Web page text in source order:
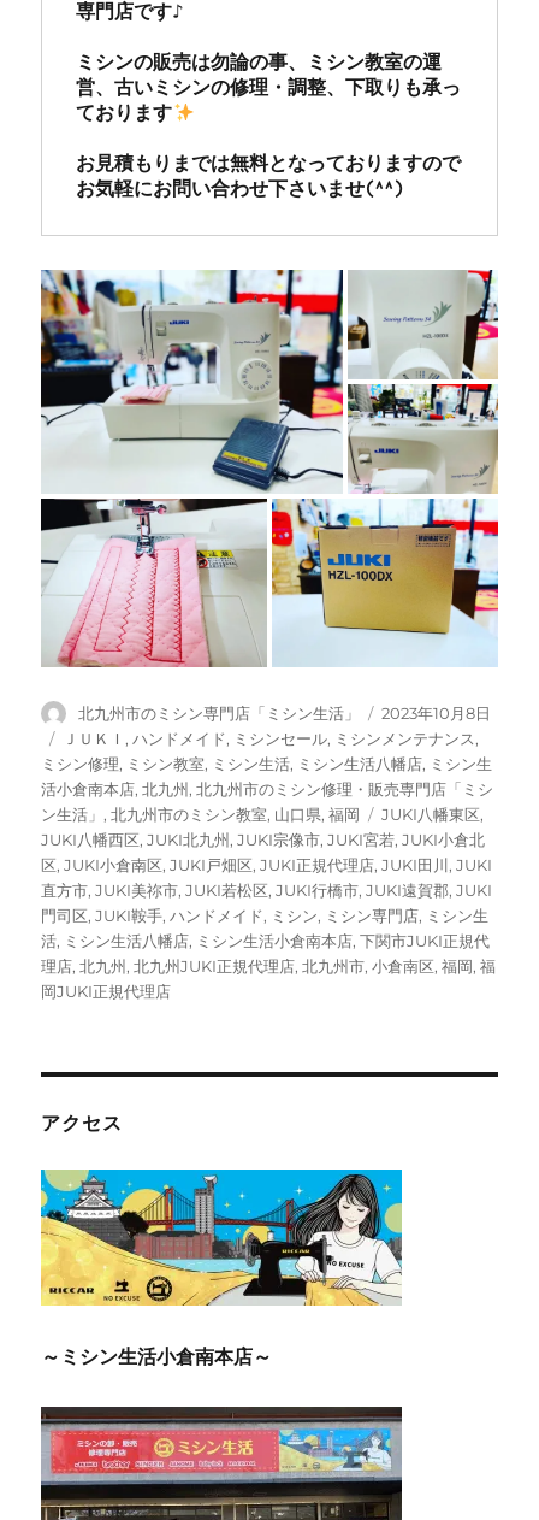
専門店です♪
ミシンの販売は勿論の事、ミシン教室の運
営、古いミシンの修理・調整、下取りも承っ
ております
お見積もりまでは無料となっておりますので
お気軽にお問い合わせ下さいませ(^^)
投
稿
者
北九州市のミシン専門店「ミシン生活」
投
稿
日:
2023年10月8日
カ
テ
ゴ
リ
ー
ＪＵＫＩ ,ハンドメイド, ミシンセール, ミシンメンテナンス,
ミシン修理, ミシン教室, ミシン生活, ミシン生活八幡店, ミシン生
活小倉南本店,北九州 ,北九州市のミシン修理・販売専門店「ミシ
ン生活」 ,北九州市のミシン教室, 山口県,福岡
タ
グ
JUKI八幡東区,
JUKI八幡西区,JUKI北九州 ,JUKI宗像市,JUKI宮若,JUKI小倉北
区,JUKI小倉南区,JUKI戸畑区,JUKI正規代理店,JUKI田川,JUKI
直方市,JUKI美祢市,JUKI若松区,JUKI行橋市,JUKI遠賀郡,JUKI
門司区,JUKI鞍手,ハンドメイド, ミシン, ミシン専門店, ミシン生
活, ミシン生活八幡店, ミシン生活小倉南本店,下関市JUKI正規代
理店,北九州 ,北九州JUKI正規代理店,北九州市,小倉南区,福岡,福
岡JUKI正規代理店
アクセス
～ミシン生活小倉南本店～